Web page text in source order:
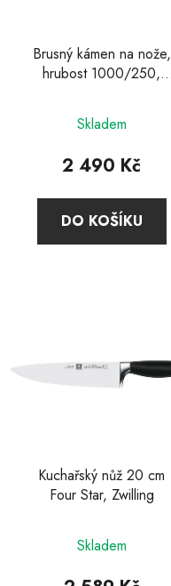
Brusný kámen na nože,
hrubost 1000/250,
hodnocení
produktu
4,9
z
Skladem
2 490 Kč
DO KOŠÍKU
Kuchařský nůž 20 cm
Four Star, Zwilling
hodnocení
produktu
Skladem